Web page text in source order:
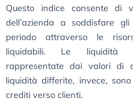
Questo indice consente di
dell’azienda a soddisfare
periodo attraverso le
liquidabili. Le liquidità
rappresentate dai valori di
liquidità differite, invece,
crediti verso clienti.